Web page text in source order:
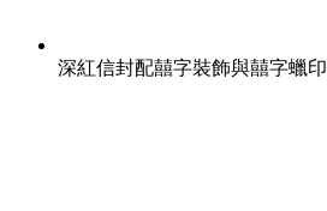
深紅信封配囍字裝飾與囍字蠟印